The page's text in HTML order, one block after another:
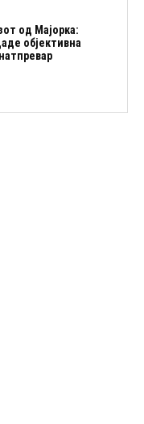
од Мајорка:
објективна